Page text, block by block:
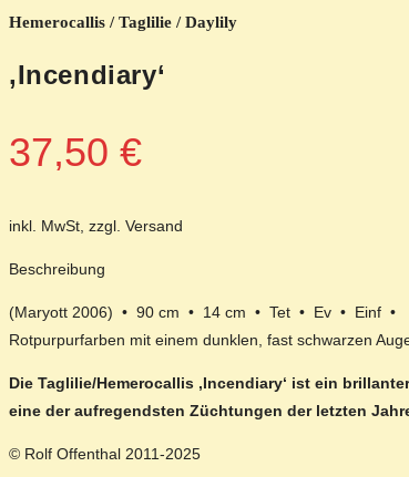
Hemerocallis / Taglilie / Daylily
‚Incendiary‘
37,50 €
inkl. MwSt, zzgl. Versand
Beschreibung
(Maryott 2006) • 90 cm • 14 cm • Tet • Ev • Einf •
Rotpurpurfarben mit einem dunklen, fast schwarzen
Die Taglilie/Hemerocallis ‚Incendiary‘ ist ein
eine der aufregendsten Züchtungen der letzten
© Rolf Offenthal 2011-2025